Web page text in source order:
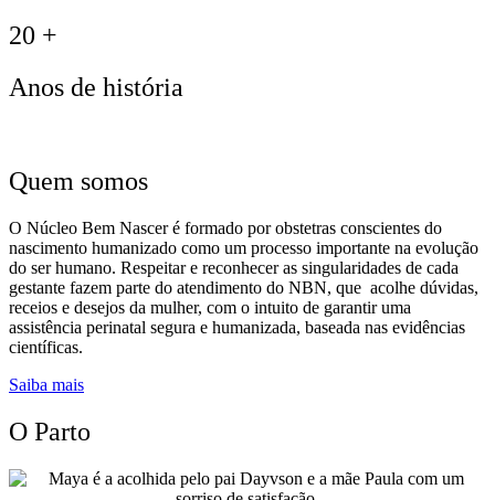
20 +
Anos de história
Quem somos
O Núcleo Bem Nascer é formado por obstetras conscientes do
nascimento humanizado como um processo importante na evolução
do ser humano. Respeitar e reconhecer as singularidades de cada
gestante fazem parte do atendimento do NBN, que acolhe dúvidas,
receios e desejos da mulher, com o intuito de garantir uma
assistência perinatal segura e humanizada, baseada nas evidências
científicas.
Saiba mais
O Parto